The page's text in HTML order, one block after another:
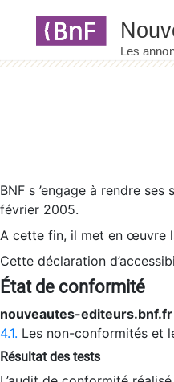
BNF s ’engage à rendre
février 2005.
A cette fin, il met en œuvre
Cette déclaration
État de conformité
nouveautes-editeurs.bnf.fr
4.1. Les non-conformités et
Résultat des tests